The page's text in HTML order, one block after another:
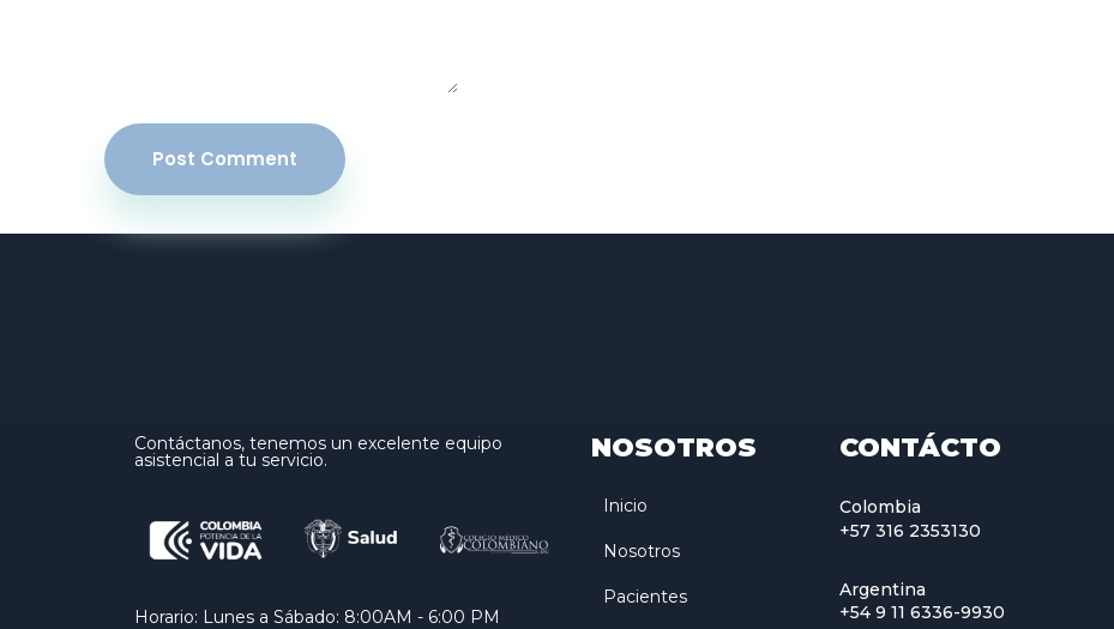
Post Comment
Contáctanos, tenemos un excelente equipo
asistencial a tu servicio.
Horario: Lunes a Sábado: 8:00AM - 6:00 PM
NOSOTROS
Inicio
Nosotros
Pacientes
CONTÁCTO
Colombia
+57 316 2353130
Argentina
+54 9 11 6336-9930